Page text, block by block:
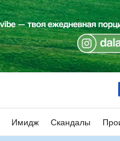
Имидж Скандалы